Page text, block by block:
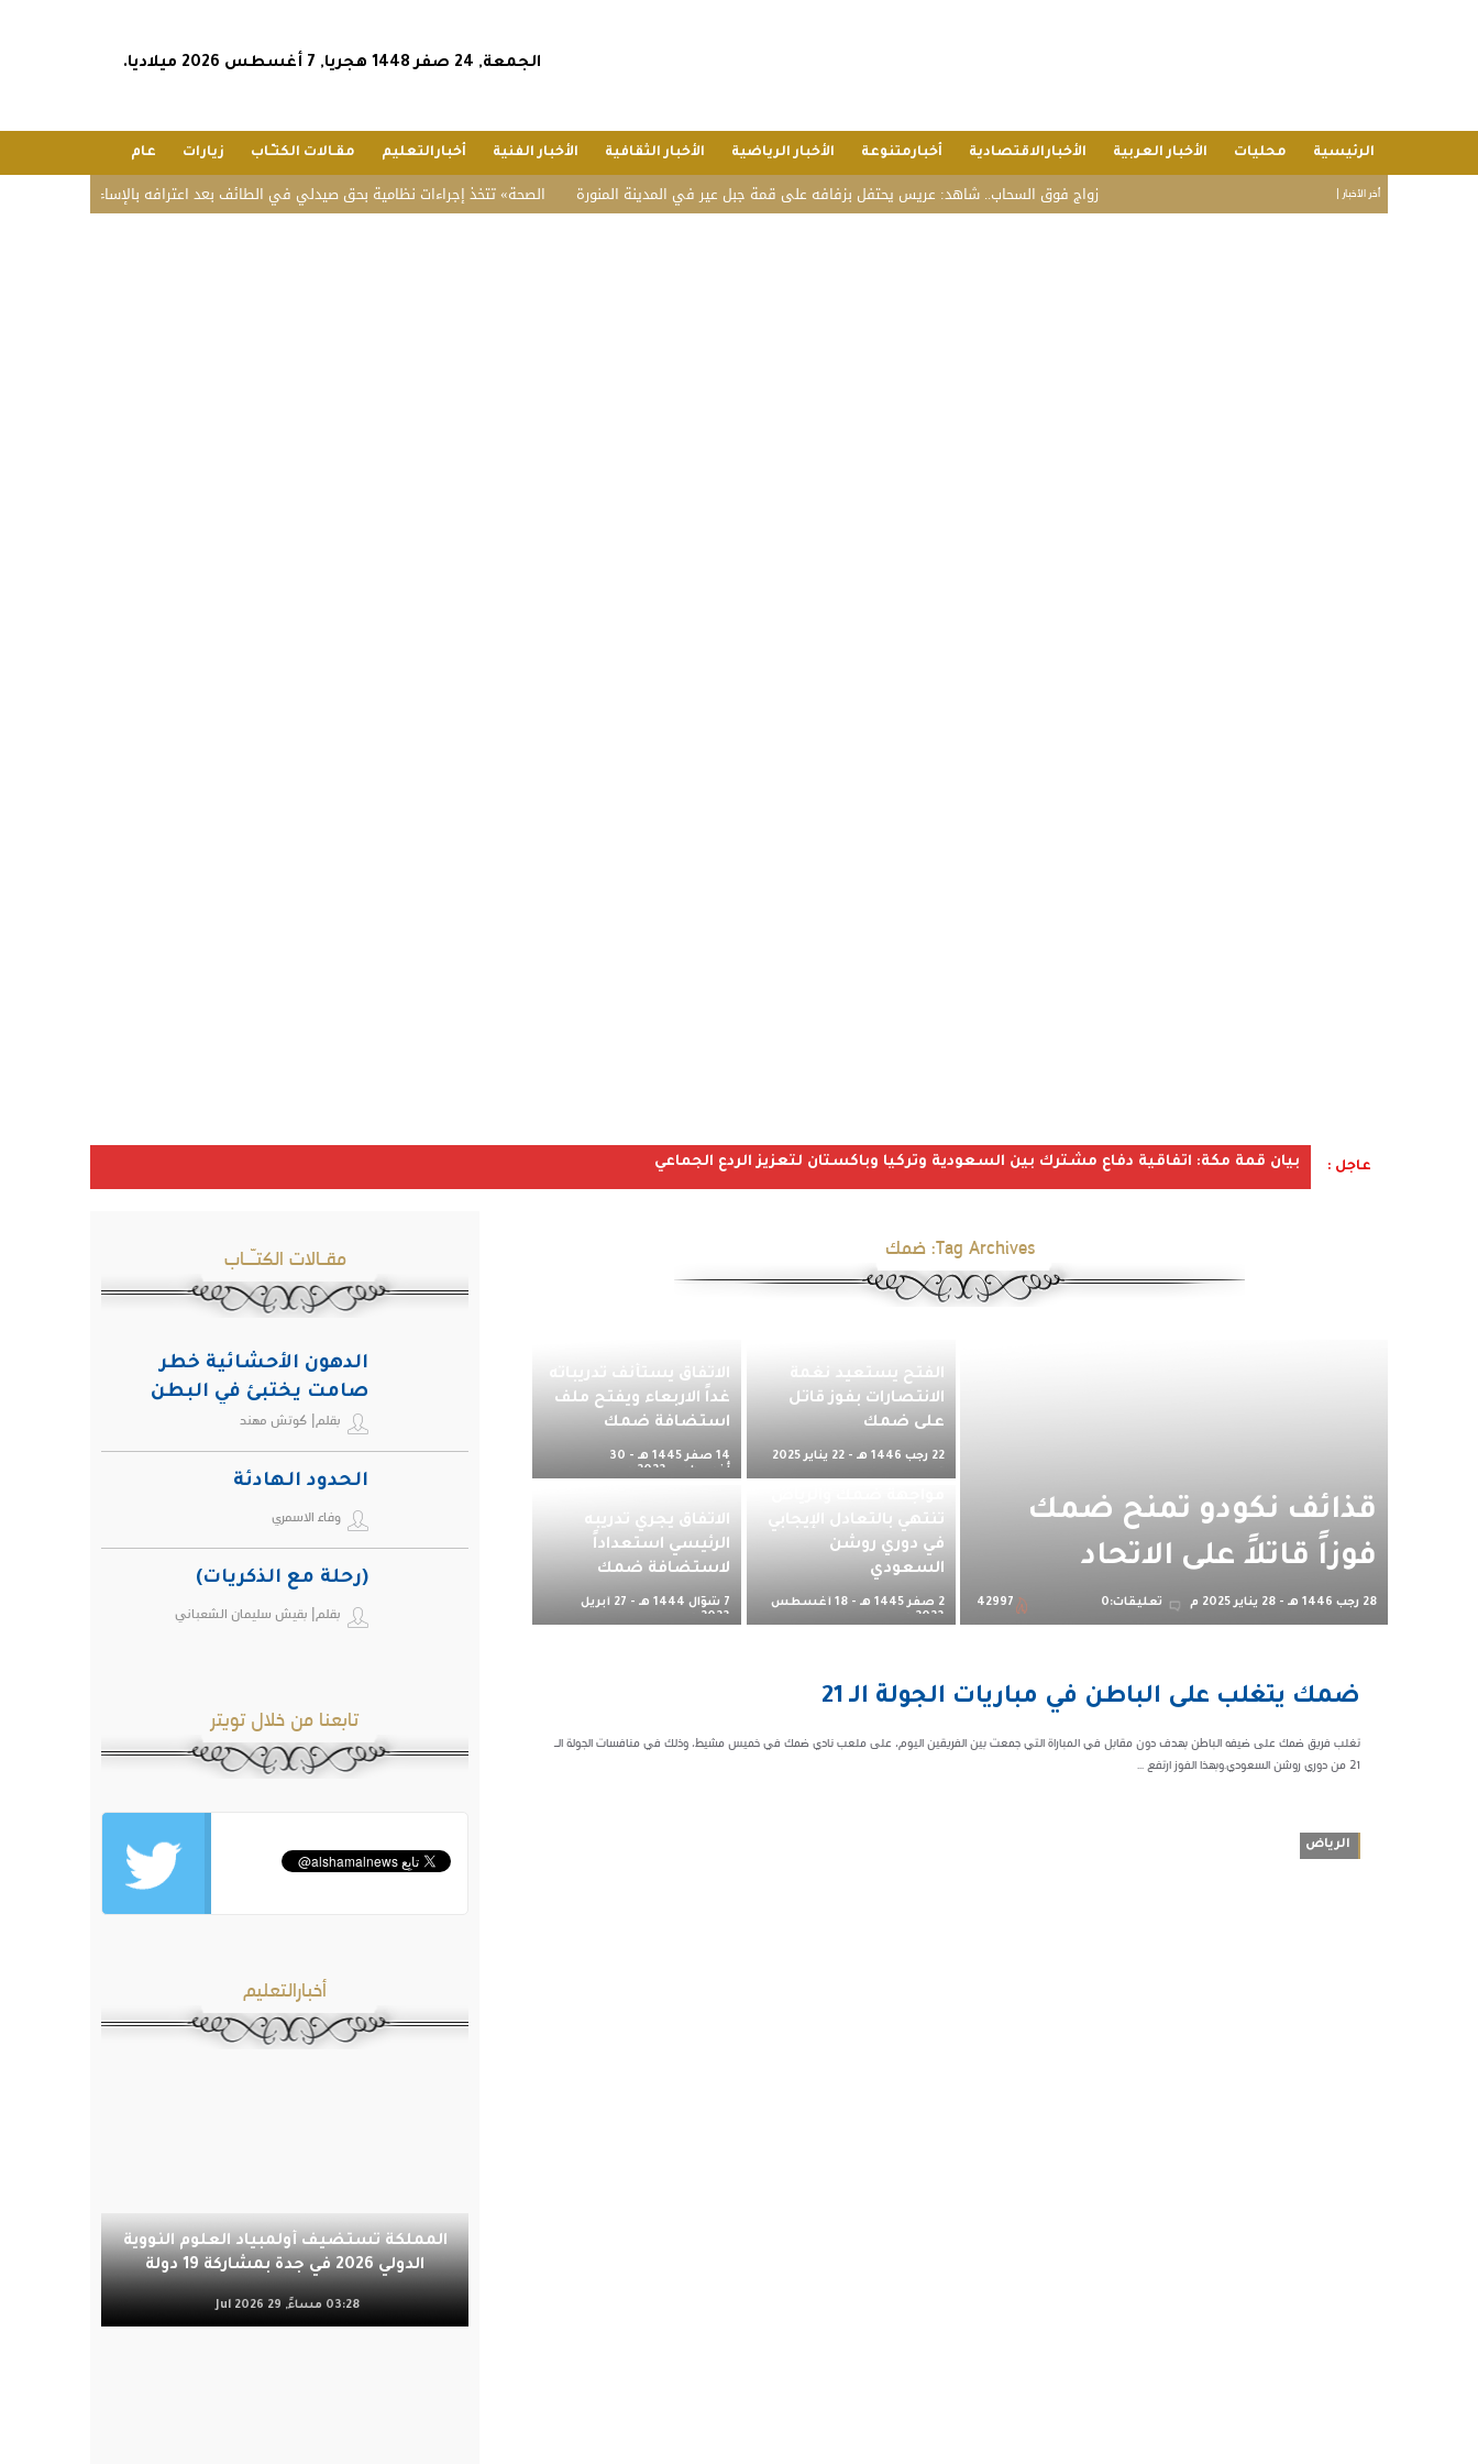
الجمعة, 24 صفر 1448 هجريا, 7 أغسطس 2026 ميلاديا.
الرئيسية محليات الأخبار العربية الأخبارالاقتصادية أخبارمتنوعة الأخبار الرياضية الأخبار الثقافية الأخبار الفنية أخبارالتعليم مقـالات الكتـّـاب زيارات عام
أخر الأخبار | «الصحة» تتخذ إجراءات نظامية بحق صيدلي في الطائف بعد اعترافه بالإساءة زواج فوق السحاب.. شاهد: عريس يحتفل بزفافه على قمة جبل عير في المدينة المنورة
عاجل : بيان قمة مكة: اتفاقية دفاع مشترك بين السعودية وتركيا وباكستان لتعزيز الردع الجماعي
Tag Archives: ضمك
قذائف نكودو تمنح ضمك
فوزاً قاتلاً على الاتحاد
28 رجب 1446 هـ - 28 يناير 2025 م تعليقات:0 42997
‎الفتح يستعيد نغمة
الانتصارات بفوز قاتل
على ضمك
22 رجب 1446 هـ - 22 يناير 2025
الاتفاق يستأنف تدريباته
غداً الاربعاء ويفتح ملف
استضافة ضمك
14 صفر 1445 هـ - 30
أغسطس 2023 م
تنتهي بالتعادل الإيجابي
في دوري روشن
السعودي
2 صفر 1445 هـ - 18 أغسطس
2023 م
الاتفاق يجري تدريبه
الرئيسي استعداداً
لاستضافة ضمك
7 شوّال 1444 هـ - 27 أبريل
2023 م
ضمك يتغلب على الباطن في مباريات الجولة الـ 21
تغلب فريق ضمك على ضيفه الباطن بهدف دون مقابل في المباراة التي جمعت بين الفريقين اليوم، على ملعب نادي ضمك في خميس مشيط، وذلك في منافسات الجولة الـ
21 من دوري روشن السعودي.وبهذا الفوز ارتفع ...
الرياض
مقـالات الكتـّـاب
الدهون الأحشائية خطر
صامت يختبئ في البطن
ويهدد صحة الإنسان
بقلم| كوتش مهند
الحدود الهادئة
وفاء الاسمري
(رحلة مع الذكريات)
بقلم| بقيش سليمان الشعباني
تابعنا من خلال تويتر
أخبارالتعليم
المملكة تستضيف أولمبياد العلوم النووية
الدولي 2026 في جدة بمشاركة 19 دولة
03:28 مساءً, 29 Jul 2026